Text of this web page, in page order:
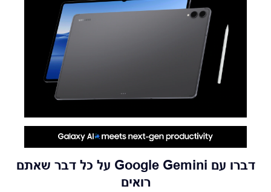
דברו עם Google Gemini על כל דבר שאתם
רואים